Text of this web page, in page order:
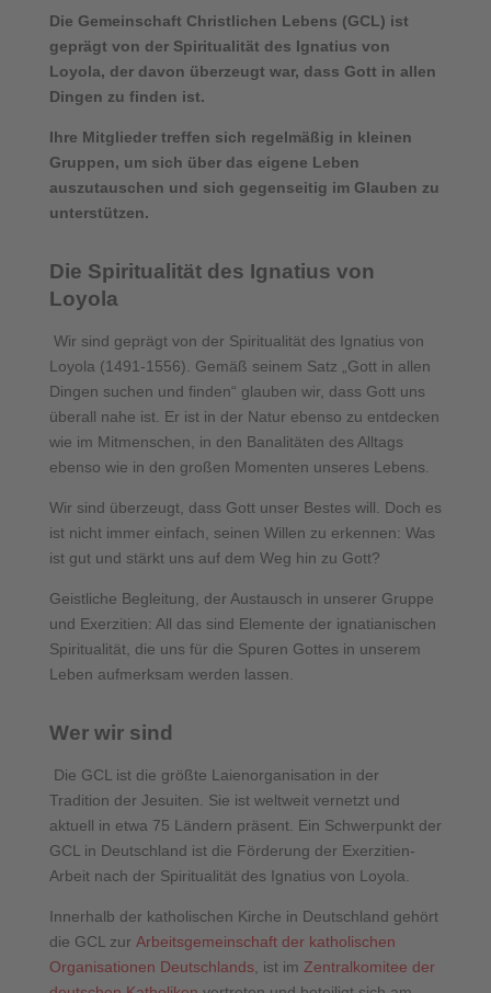
Die Gemeinschaft Christlichen Lebens (GCL) ist
geprägt von der Spiritualität des Ignatius von
Loyola, der davon überzeugt war, dass Gott in allen
Dingen zu finden ist.
Ihre Mitglieder treffen sich regelmäßig in kleinen
Gruppen, um sich über das eigene Leben
auszutauschen und sich gegenseitig im Glauben zu
unterstützen.
Die Spiritualität des Ignatius von
Loyola
Wir sind geprägt von der Spiritualität des Ignatius von
Loyola (1491-1556). Gemäß seinem Satz „Gott in allen
Dingen suchen und finden“ glauben wir, dass Gott uns
überall nahe ist. Er ist in der Natur ebenso zu entdecken
wie im Mitmenschen, in den Banalitäten des Alltags
ebenso wie in den großen Momenten unseres Lebens.
Wir sind überzeugt, dass Gott unser Bestes will. Doch es
ist nicht immer einfach, seinen Willen zu erkennen: Was
ist gut und stärkt uns auf dem Weg hin zu Gott?
Geistliche Begleitung, der Austausch in unserer Gruppe
und Exerzitien: All das sind Elemente der ignatianischen
Spiritualität, die uns für die Spuren Gottes in unserem
Leben aufmerksam werden lassen.
Wer wir sind
Die GCL ist die größte Laienorganisation in der
Tradition der Jesuiten. Sie ist weltweit vernetzt und
aktuell in etwa 75 Ländern präsent. Ein Schwerpunkt der
GCL in Deutschland ist die Förderung der Exerzitien-
Arbeit nach der Spiritualität des Ignatius von Loyola.
Innerhalb der katholischen Kirche in Deutschland gehört
die GCL zur Arbeitsgemeinschaft der katholischen
Organisationen Deutschlands, ist im Zentralkomitee der